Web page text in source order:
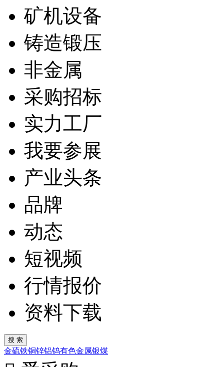
矿机设备
铸造锻压
非金属
采购招标
实力工厂
我要参展
产业头条
品牌
动态
短视频
行情报价
资料下载
金硫铁铜锌铝钨有色金属银煤